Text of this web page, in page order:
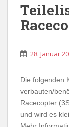
28. Januar
Die folgenden
verbauten/
Racecopter
und wird es